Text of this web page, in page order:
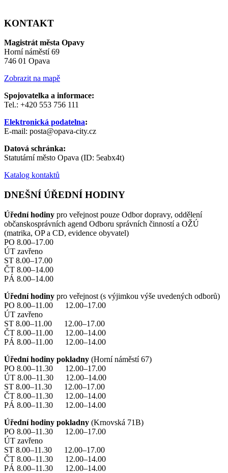
KONTAKT
Magistrát města Opavy
Horní náměstí 69
746 01 Opava
Zobrazit na mapě
Spojovatelka a informace:
Tel.: +420 553 756 111
Elektronická podatelna:
E-mail: posta@opava-city.cz
Datová schránka:
Statutární město Opava (ID: 5eabx4t)
Katalog kontaktů
DNEŠNÍ ÚŘEDNÍ HODINY
Úřední hodiny pro veřejnost pouze Odbor dopravy, oddělení
občanskosprávních agend Odboru správních činností a OŽÚ
(matrika, OP a CD, evidence obyvatel)
PO 8.00–17.00
ÚT zavřeno
ST 8.00–17.00
ČT 8.00–14.00
PÁ 8.00–14.00
Úřední hodiny pro veřejnost (s výjimkou výše uvedených odborů)
PO 8.00–11.00 12.00–17.00
ÚT zavřeno
ST 8.00–11.00 12.00–17.00
ČT 8.00–11.00 12.00–14.00
PÁ 8.00–11.00 12.00–14.00
Úřední hodiny pokladny (Horní náměstí 67)
PO 8.00–11.30 12.00–17.00
ÚT 8.00–11.30 12.00–14.00
ST 8.00–11.30 12.00–17.00
ČT 8.00–11.30 12.00–14.00
PÁ 8.00–11.30 12.00–14.00
Úřední hodiny pokladny (Krnovská 71B)
PO 8.00–11.30 12.00–17.00
ÚT zavřeno
ST 8.00–11.30 12.00–17.00
ČT 8.00–11.30 12.00–14.00
PÁ 8.00–11.30 12.00–14.00